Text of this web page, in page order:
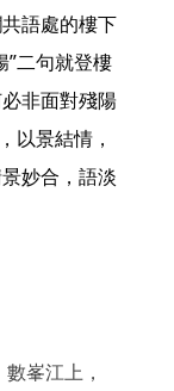
語處的樓下
”二句就登樓
非面對殘陽
以景結情，
妙合，語淡
峯江上，